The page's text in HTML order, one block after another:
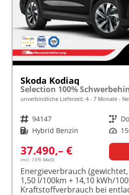
Skoda Kodiaq
unverbindliche Lieferzeit: 4 - 7 Monate
Fahrzeugnr. 94147 Getriebe
Kraftstoff Hybrid Benzin Leistung
37.490,– €
incl. 19% MwSt.
Energieverbrauch
1,50 l/100km + 14,10 kWh/
Kraftstoffverbrauch bei